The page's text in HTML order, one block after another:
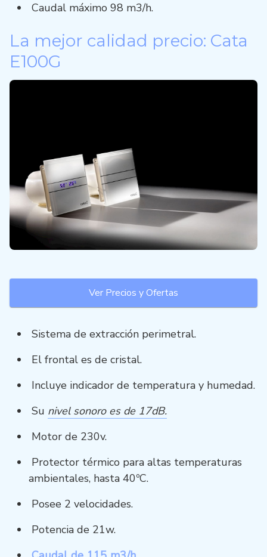
Caudal máximo 98 m3/h.
La mejor calidad precio: Cata
E100G
Ver Precios y Ofertas
Sistema de extracción perimetral.
El frontal es de cristal.
Incluye indicador de temperatura y humedad.
Su nivel sonoro es de 17dB.
Motor de 230v.
Protector térmico para altas temperaturas
ambientales, hasta 40ºC.
Posee 2 velocidades.
Potencia de 21w.